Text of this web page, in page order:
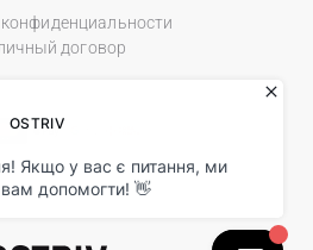
договор
Store. All Rights Reserved.